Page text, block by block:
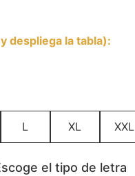
despliega la tabla):
L XL XXL
el tipo de letra